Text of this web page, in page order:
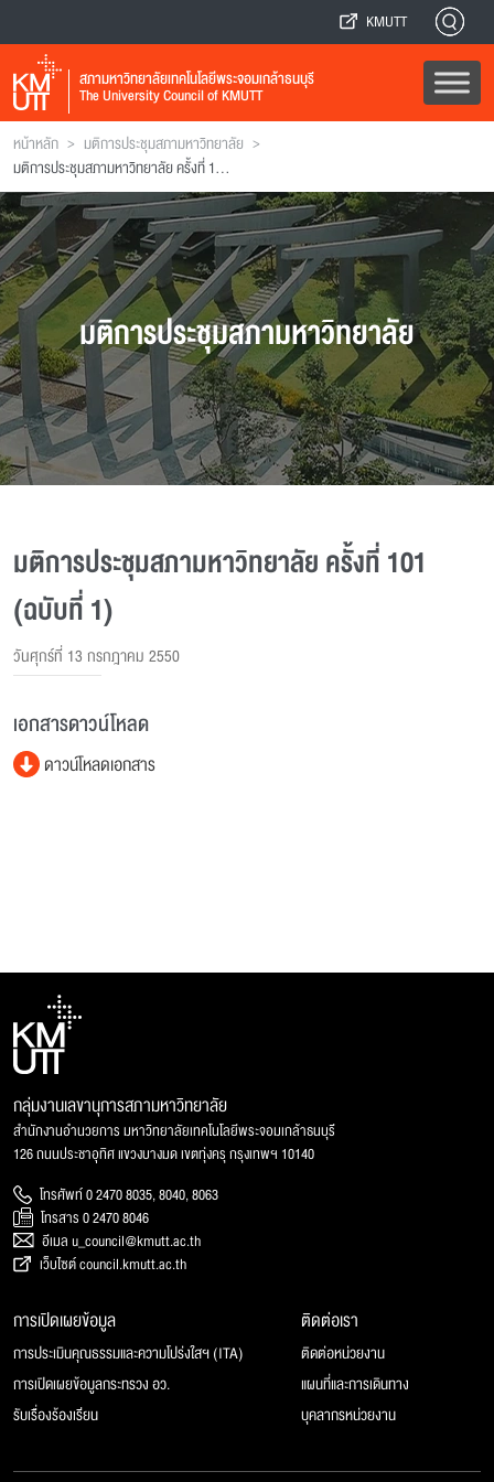
KMUTT
สภามหาวิทยาลัยเทคโนโลยีพระจอมเกล้าธนบุรี
The University Council of KMUTT
หน้าหลัก > มติการประชุมสภามหาวิทยาลัย >
มติการประชุมสภามหาวิทยาลัย ครั้งที่ 101 (ฉบับที่ 1)
มติการประชุมสภามหาวิทยาลัย
มติการประชุมสภามหาวิทยาลัย ครั้งที่ 101
(ฉบับที่ 1)
วันศุกร์ที่ 13 กรกฎาคม 2550
เอกสารดาวน์โหลด
ดาวน์โหลดเอกสาร
กลุ่มงานเลขานุการสภามหาวิทยาลัย
สำนักงานอำนวยการ มหาวิทยาลัยเทคโนโลยีพระจอมเกล้าธนบุรี
126 ถนนประชาอุทิศ แขวงบางมด เขตทุ่งครุ กรุงเทพฯ 10140
โทรศัพท์ 0 2470 8035, 8040, 8063
โทรสาร 0 2470 8046
อีเมล u_council@kmutt.ac.th
เว็บไซต์ council.kmutt.ac.th
การเปิดเผยข้อมูล
การประเมินคุณธรรมและความโปร่งใสฯ (ITA)
การเปิดเผยข้อมูลกระทรวง อว.
รับเรื่องร้องเรียน
ติดต่อเรา
ติดต่อหน่วยงาน
แผนที่และการเดินทาง
บุคลากรหน่วยงาน